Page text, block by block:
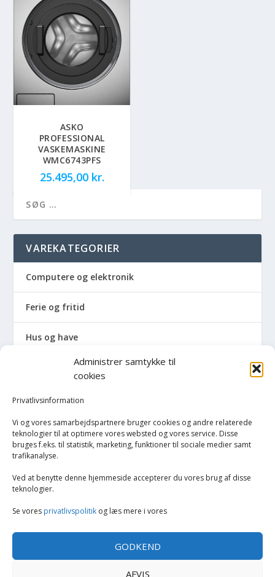
Administrer samtykke til
cookies
Privatlivsinformation
Vi og vores samarbejdspartnere bruger cookies og andre relaterede
teknologier til at optimere vores websted og vores service. Disse
bruges f.eks. til statistik, marketing, funktioner til sociale medier samt
trafikanalyse.
Ved at benytte denne hjemmeside accepterer du vores brug af disse
teknologier.
Se vores privatlivspolitik og læs mere i vores
GODKEND
AFVIS
ASKO
PROFESSIONAL
VASKEMASKINE
WMC6743PFS
25.495,00 kr.
VAREKATEGORIER
Computere og elektronik
Ferie og fritid
Hus og have
Havemaskiner
Hvidevarer
Tørretumblere og tørreskabe
Vaskemaskiner
Køkken
Opvarmning